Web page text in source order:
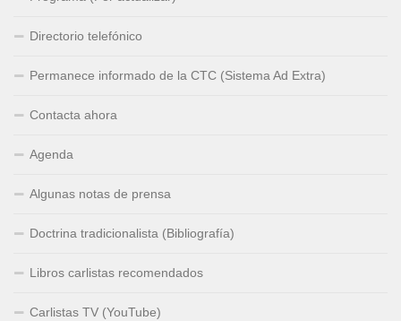
Directorio telefónico
Permanece informado de la CTC (Sistema Ad Extra)
Contacta ahora
Agenda
Algunas notas de prensa
Doctrina tradicionalista (Bibliografía)
Libros carlistas recomendados
Carlistas TV (YouTube)